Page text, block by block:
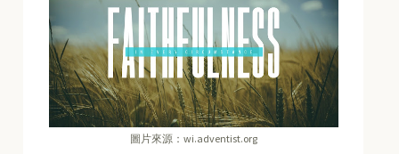
圖片來源：wi.adventist.org